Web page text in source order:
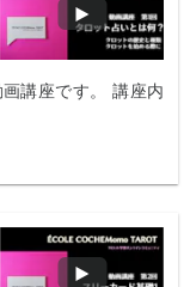
講座です。 講座内